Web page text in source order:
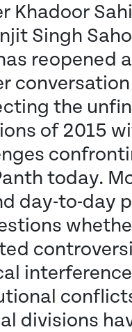
Khadoor
Singh
reopened
the
of 2015
today.
day-to-day
divisions